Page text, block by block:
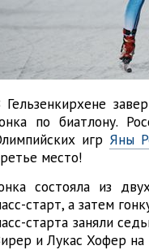
Гельзенкирхене
по биатлону.
игр Яны
место!
состояла из
старт, а затем
старта заняли
и Лукас Хофер